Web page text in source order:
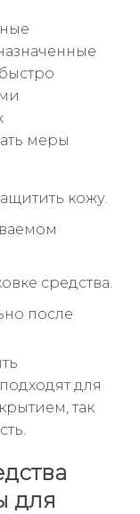
меры
кожу.
средства.
после
для
так
для